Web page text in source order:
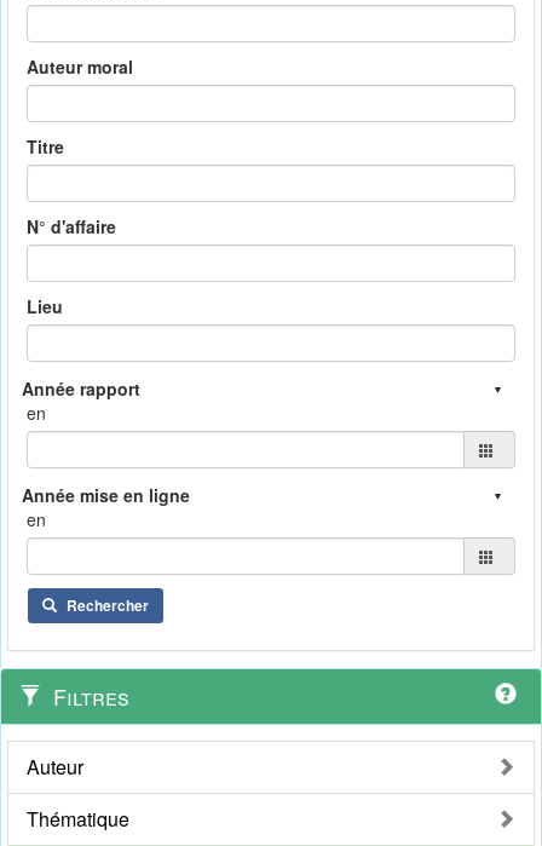
Auteur moral
Titre
N° d'affaire
Lieu
en
en
Rechercher
Filtres
Auteur
Thématique